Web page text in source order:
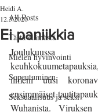
All Posts
Tästä elämästä
Mielen hyvinvointi
Sopeutuminen
Seksuaalisuus ja seksi
Ei paniikkia
Heidi A.
12.3.2020
ilmeni uusi
ensimmäiset
Wuhanista. Viruksen